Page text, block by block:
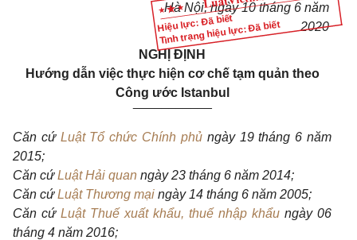
Hiệu lực: Đã biết
Tình trạng hiệu lực: Đã biết
Hà Nội, ngày 10 tháng 6 năm
2020
NGHỊ ĐỊNH
Hướng dẫn việc thực hiện cơ chế tạm quản theo
Công ước Istanbul
___________
Căn cứ Luật Tổ chức Chính phủ ngày 19 tháng 6 năm
2015;
Căn cứLuật Hải quan ngày 23 tháng 6 năm 2014;
Căn cứLuật Thương mại ngày 14 tháng 6 năm 2005;
Căn cứ Luật Thuế xuất khẩu, thuế nhập khẩu ngày 06
tháng 4 năm 2016;